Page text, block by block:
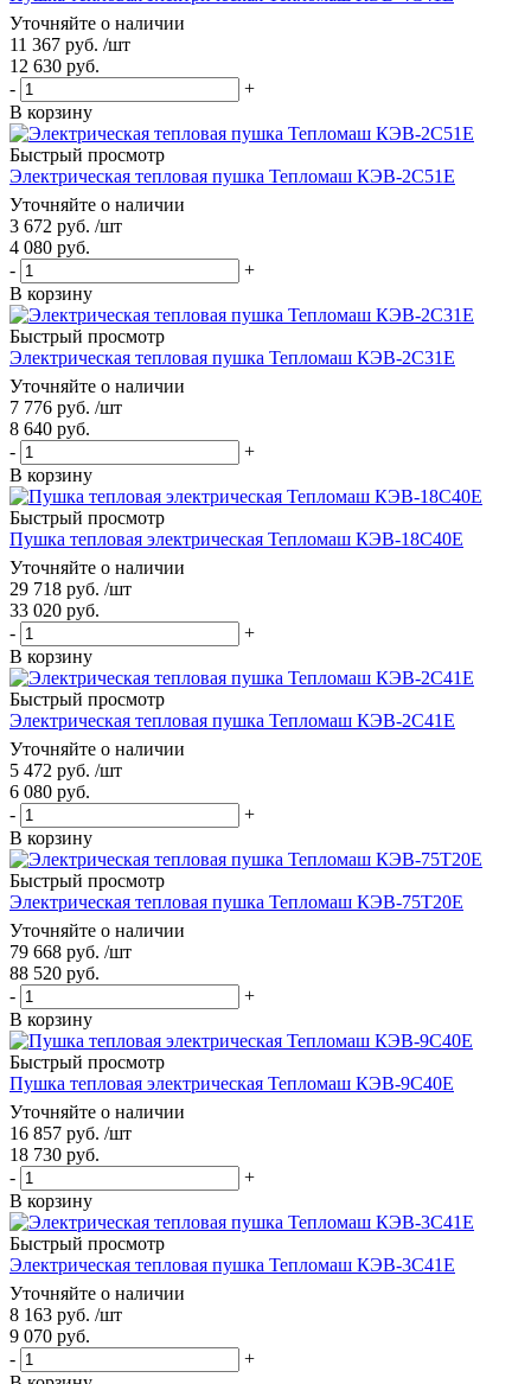
Уточняйте о наличии
11 367 руб. /шт
12 630 руб.
-
+
В корзину
Быстрый просмотр
Электрическая тепловая пушка Тепломаш КЭВ-2С51Е
Уточняйте о наличии
3 672 руб. /шт
4 080 руб.
-
+
В корзину
Быстрый просмотр
Электрическая тепловая пушка Тепломаш КЭВ-2С31Е
Уточняйте о наличии
7 776 руб. /шт
8 640 руб.
-
+
В корзину
Быстрый просмотр
Пушка тепловая электрическая Тепломаш КЭВ-18С40Е
Уточняйте о наличии
29 718 руб. /шт
33 020 руб.
-
+
В корзину
Быстрый просмотр
Электрическая тепловая пушка Тепломаш КЭВ-2С41Е
Уточняйте о наличии
5 472 руб. /шт
6 080 руб.
-
+
В корзину
Быстрый просмотр
Электрическая тепловая пушка Тепломаш КЭВ-75Т20Е
Уточняйте о наличии
79 668 руб. /шт
88 520 руб.
-
+
В корзину
Быстрый просмотр
Пушка тепловая электрическая Тепломаш КЭВ-9С40Е
Уточняйте о наличии
16 857 руб. /шт
18 730 руб.
-
+
В корзину
Быстрый просмотр
Электрическая тепловая пушка Тепломаш КЭВ-3С41Е
Уточняйте о наличии
8 163 руб. /шт
9 070 руб.
-
+